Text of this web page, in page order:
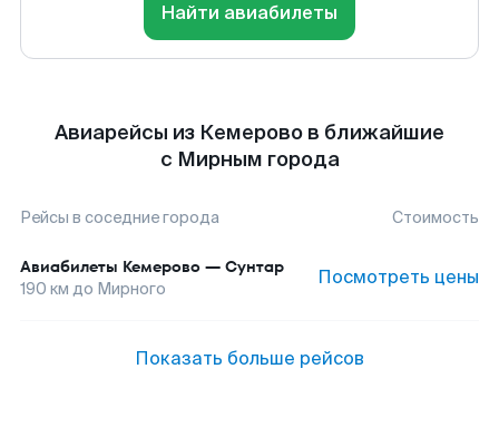
Найти авиабилеты
Авиарейсы из Кемерово в ближайшие
с Мирным города
Рейсы в соседние города Стоимость
Авиабилеты Кемерово — Сунтар
190 км до Мирного Посмотреть цены
Показать больше рейсов